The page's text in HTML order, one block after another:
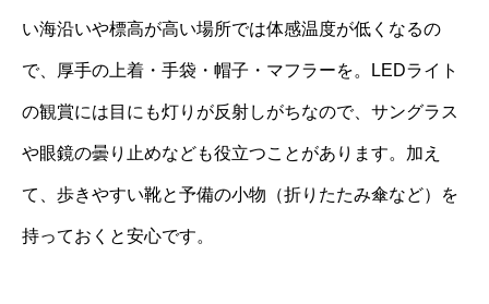
い海沿いや標高が高い場所では体感温度が低くなるの
で、厚手の上着・手袋・帽子・マフラーを。LEDライト
の観賞には目にも灯りが反射しがちなので、サングラス
や眼鏡の曇り止めなども役立つことがあります。加え
て、歩きやすい靴と予備の小物（折りたたみ傘など）を
持っておくと安心です。